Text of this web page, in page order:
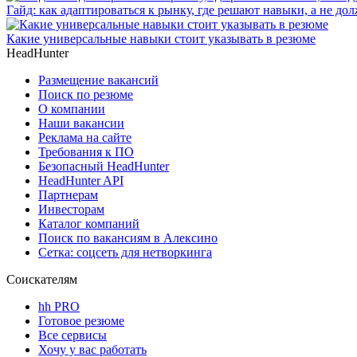
Гайд: как адаптироваться к рынку, где решают навыки, а не
Какие универсальные навыки стоит указывать в резюме
HeadHunter
Размещение вакансий
Поиск по резюме
О компании
Наши вакансии
Реклама на сайте
Требования к ПО
Безопасный HeadHunter
HeadHunter API
Партнерам
Инвесторам
Каталог компаний
Поиск по вакансиям в Алексино
Сетка: соцсеть для нетворкинга
Соискателям
hh PRO
Готовое резюме
Все сервисы
Хочу у вас работать